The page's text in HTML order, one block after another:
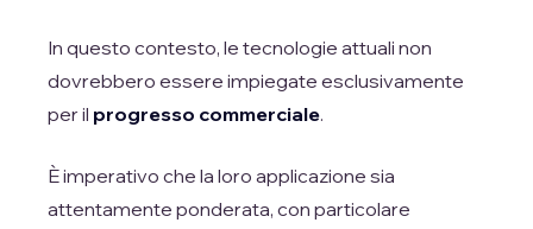
In questo contesto, le tecnologie attuali non
dovrebbero essere impiegate esclusivamente
per il progresso commerciale.
È imperativo che la loro applicazione sia
attentamente ponderata, con particolare